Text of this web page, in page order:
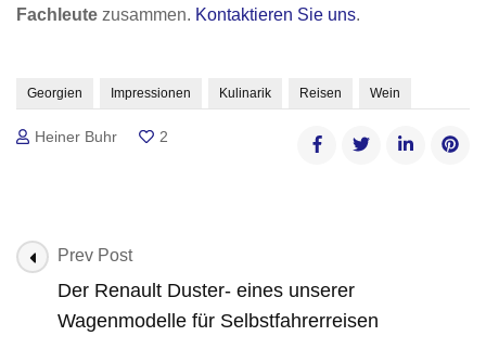
Fachleute zusammen. Kontaktieren Sie uns.
Georgien Impressionen Kulinarik Reisen Wein
Heiner Buhr 2
Post
Navigation
Prev Post
Der Renault Duster- eines unserer
Wagenmodelle für Selbstfahrerreisen